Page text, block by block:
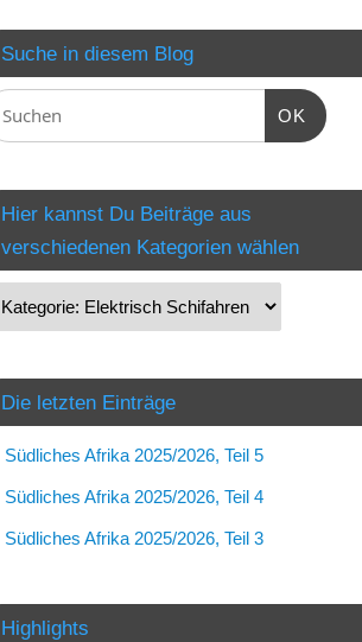
Suche in diesem Blog
OK
Hier kannst Du Beiträge aus
verschiedenen Kategorien wählen
Die letzten Einträge
Südliches Afrika 2025/2026, Teil 5
Südliches Afrika 2025/2026, Teil 4
Südliches Afrika 2025/2026, Teil 3
Highlights